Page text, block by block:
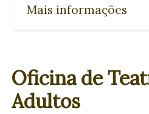
Mais informações
Oficina de
Adultos